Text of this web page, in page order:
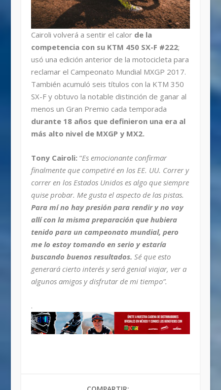
Cairoli volverá a sentir el calor de la
competencia con su KTM 450 SX-F #222;
usó una edición anterior de la motocicleta para
reclamar el Campeonato Mundial MXGP 2017.
También acumuló seis títulos con la KTM 350
SX-F y obtuvo la notable distinción de ganar al
menos un Gran Premio cada temporada
durante 18 años que definieron una era al
más alto nivel de MXGP y MX2.
Tony Cairoli: “Es emocionante confirmar
finalmente que competiré en los EE. UU. Correr y
correr en los Estados Unidos es algo que siempre
quise probar. Me gusta el aspecto de las pistas.
Para mí no hay presión para rendir y no voy
allí con la misma preparación que hubiera
tenido para un campeonato mundial, pero
me lo estoy tomando en serio y estaría
buscando buenos resultados. Sé que esto
generará cierto interés y será genial viajar, ver a
algunos amigos y disfrutar de mi tiempo”.
.